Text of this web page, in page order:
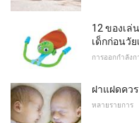
12 ของเ
เด็กก่อนวัย
การออกกำลังก
ฝาแฝดคว
หลายรายการ